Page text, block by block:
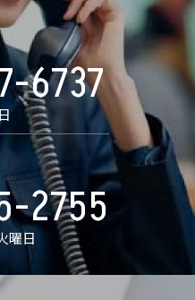
6737
2755
曜日